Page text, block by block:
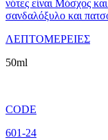
νότες είναι Μόσχος
σανδαλόξυλο και
ΛΕΠΤΟΜΕΡΕΙΕΣ
50ml
CODE
601-24